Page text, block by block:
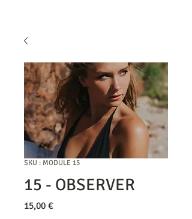
SKU : MODULE 15
15 - OBSERVER
15,00 €Prix